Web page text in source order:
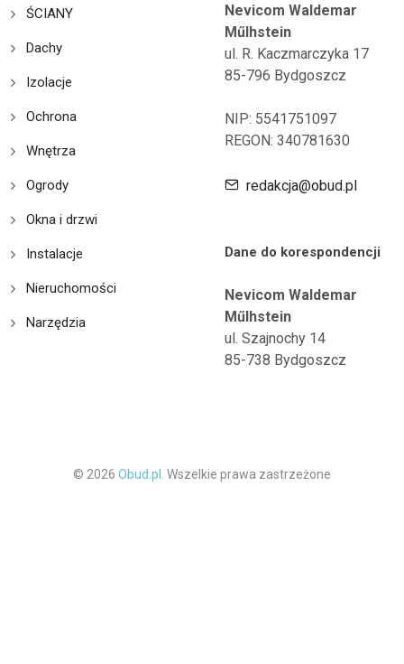
ŚCIANY
Dachy
Izolacje
Ochrona
Wnętrza
Ogrody
Okna i drzwi
Instalacje
Nieruchomości
Narzędzia
Nevicom Waldemar
Műlhstein
ul. R. Kaczmarczyka 17
85-796 Bydgoszcz
NIP: 5541751097
REGON: 340781630
redakcja@obud.pl
Dane do korespondencji
Nevicom Waldemar
Műlhstein
ul. Szajnochy 14
85-738 Bydgoszcz
© 2026 Obud.pl. Wszelkie prawa zastrzeżone